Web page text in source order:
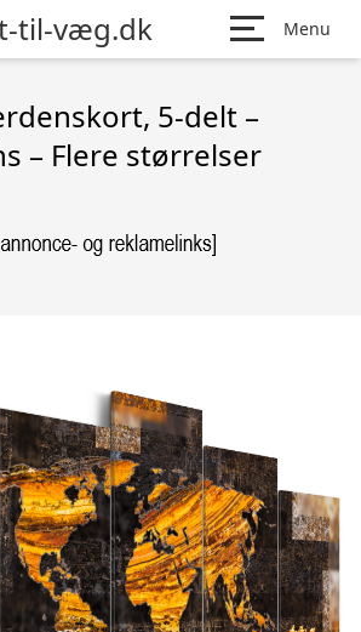
til-væg.dk Menu
5-delt –
– Flere størrelser